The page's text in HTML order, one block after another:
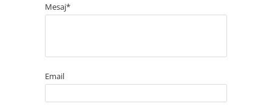
Mesaj*
Email